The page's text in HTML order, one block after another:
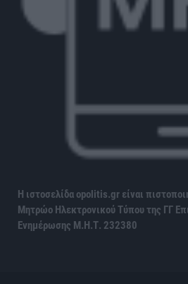
Η ιστοσελίδα opolitis.gr είναι
Μητρώο Ηλεκτρονικού Τύπου της ΓΓ
Ενημέρωσης Μ.Η.Τ. 232380